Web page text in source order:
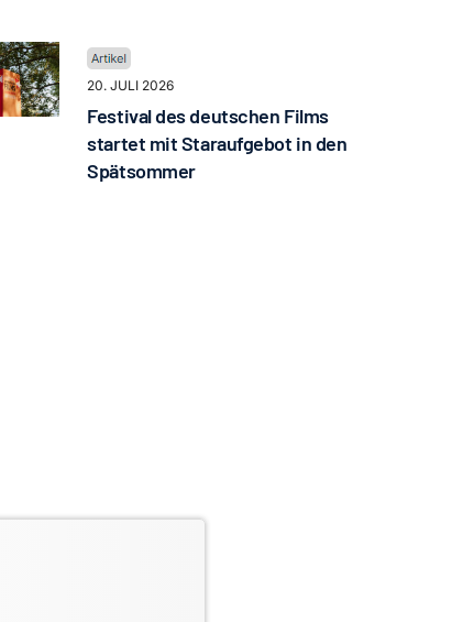
20. JULI 2026
Festival des deutschen Films
startet mit Staraufgebot in den
Spätsommer